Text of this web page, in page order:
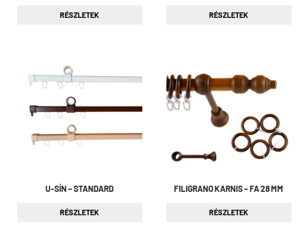
RÉSZLETEK RÉSZLETEK
U-SÍN – STANDARD
RÉSZLETEK
FILIGRANO KARNIS – FA 28 MM
RÉSZLETEK